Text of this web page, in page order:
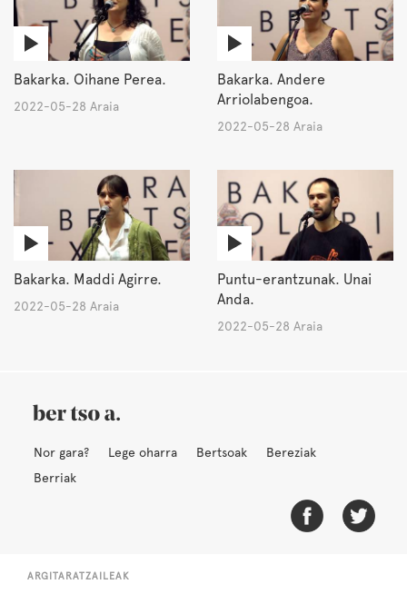
Bakarka. Oihane Perea.
2022-05-28 Araia
Bakarka. Andere
Arriolabengoa.
2022-05-28 Araia
Bakarka. Maddi Agirre.
2022-05-28 Araia
Puntu-erantzunak. Unai
Anda.
2022-05-28 Araia
Nor gara? Lege oharra Bertsoak
Bereziak
Berriak
ARGITARATZAILEAK